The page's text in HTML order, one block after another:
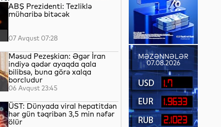
ABŞ Prezidenti: Tezliklə
müharibə bitəcək
07 Avqust 07:28
Məsud Pezeşkian: Əgər İran
indiyə qədər ayaqda qala
bilibsə, buna görə xalqa
borcludur
06 Avqust 23:45
ÜST: Dünyada viral hepatitdən
hər gün təqribən 3,5 min nəfər
ölür
MƏZƏNNƏLƏR
07.08.2026
1.7
1.9633
2.1023